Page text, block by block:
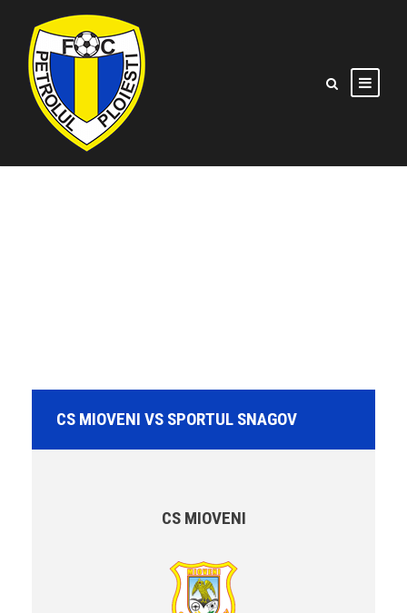
CS MIOVENI VS SPORTUL SNAGOV
CS MIOVENI